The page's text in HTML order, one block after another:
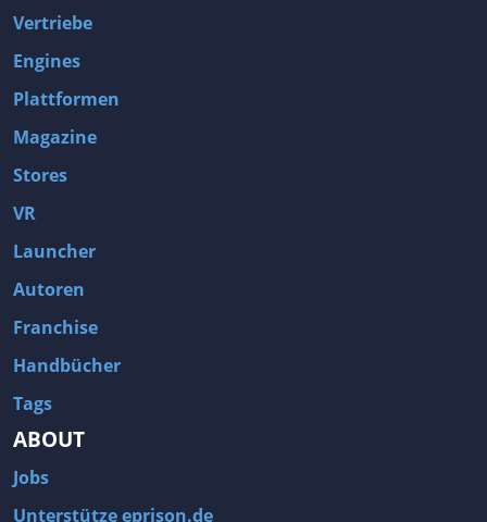
Vertriebe
Engines
Plattformen
Magazine
Stores
VR
Launcher
Autoren
Franchise
Handbücher
Tags
ABOUT
Jobs
Unterstütze eprison.de